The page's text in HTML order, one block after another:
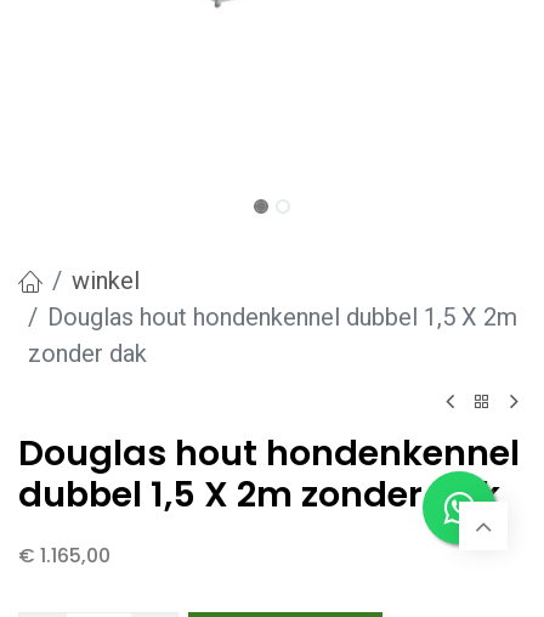
winkel
Douglas hout hondenkennel dubbel 1,5 X 2m
zonder dak
Douglas hout hondenkennel
dubbel 1,5 X 2m zonder dak
€ 1.165,00